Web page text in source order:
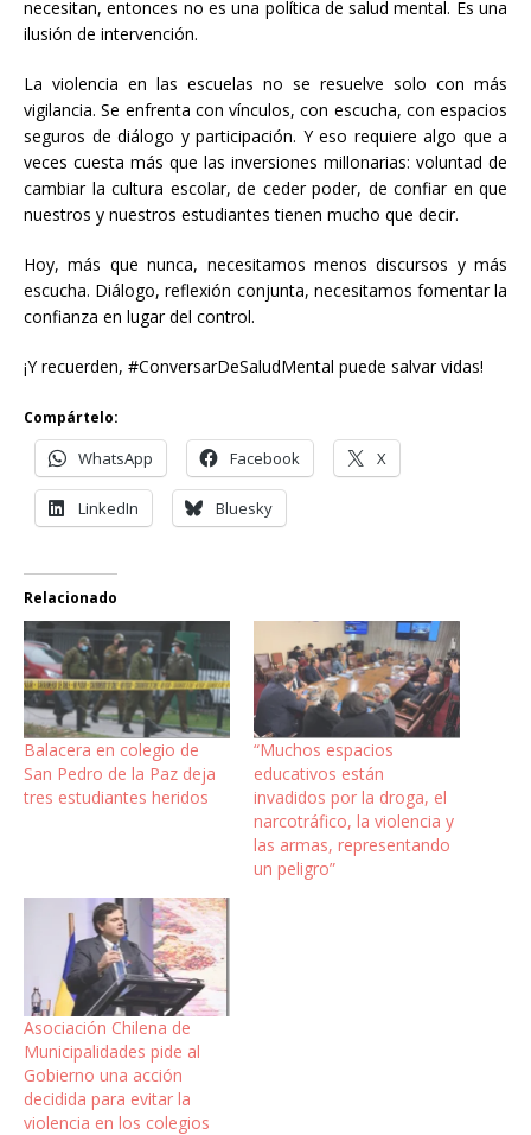
necesitan, entonces no es una política de salud mental. Es una
ilusión de intervención.
La violencia en las escuelas no se resuelve solo con más
vigilancia. Se enfrenta con vínculos, con escucha, con espacios
seguros de diálogo y participación. Y eso requiere algo que a
veces cuesta más que las inversiones millonarias: voluntad de
cambiar la cultura escolar, de ceder poder, de confiar en que
nuestros y nuestros estudiantes tienen mucho que decir.
Hoy, más que nunca, necesitamos menos discursos y más
escucha. Diálogo, reflexión conjunta, necesitamos fomentar la
confianza en lugar del control.
¡Y recuerden, #ConversarDeSaludMental puede salvar vidas!
Compártelo:
WhatsApp Facebook X
LinkedIn Bluesky
Relacionado
Balacera en colegio de
San Pedro de la Paz deja
tres estudiantes heridos
“Muchos espacios
educativos están
invadidos por la droga, el
narcotráfico, la violencia y
las armas, representando
un peligro”
Asociación Chilena de
Municipalidades pide al
Gobierno una acción
decidida para evitar la
violencia en los colegios